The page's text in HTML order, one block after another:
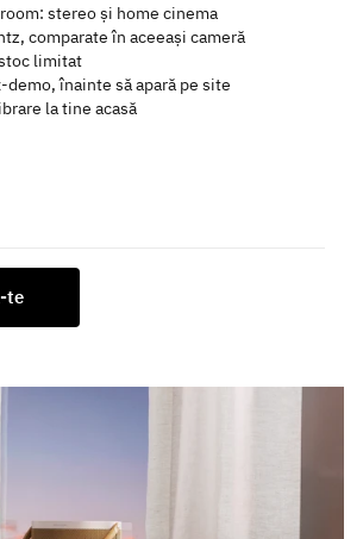
stereo și home cinema
comparate în aceeași cameră
limitat
demo, înainte să apară pe site
la tine acasă
te